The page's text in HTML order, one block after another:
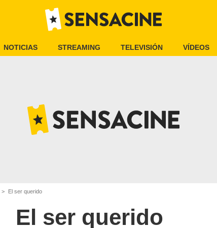
NOTICIAS STREAMING TELEVISIÓN VÍDEOS
El ser querido
El ser querido